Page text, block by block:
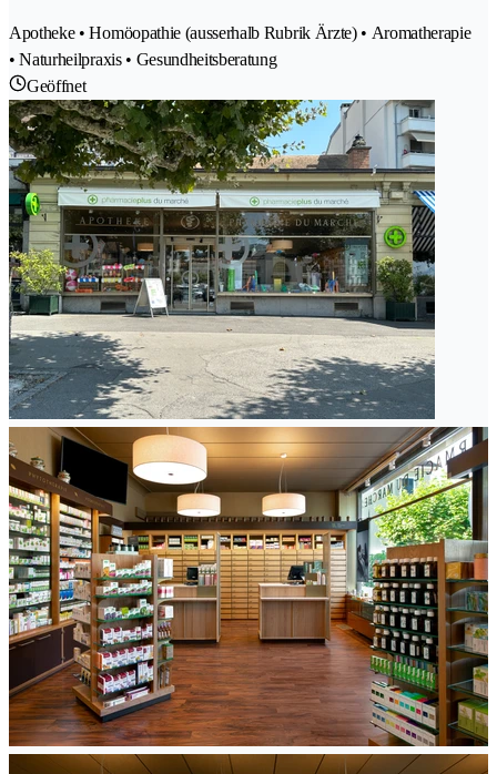
Apotheke • Homöopathie (ausserhalb Rubrik Ärzte) • Aromatherapie
• Naturheilpraxis • Gesundheitsberatung
Geöffnet